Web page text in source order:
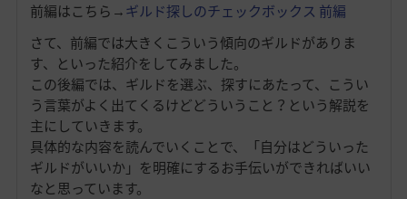
入
り
前編はこちら→ギルド探しのチェックボックス 前編
さて、前編では大きくこういう傾向のギルドがありま
す、といった紹介をしてみました。
この後編では、ギルドを選ぶ、探すにあたって、こうい
う言葉がよく出てくるけどどういうこと？という解説を
主にしていきます。
具体的な内容を読んでいくことで、「自分はどういった
ギルドがいいか」を明確にするお手伝いができればいい
なと思っています。